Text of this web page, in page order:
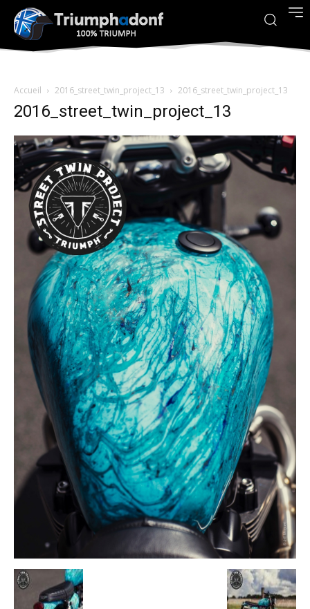
Accueil 2016_street_twin_project_13 2016_street_twin_project_13
2016_street_twin_project_13